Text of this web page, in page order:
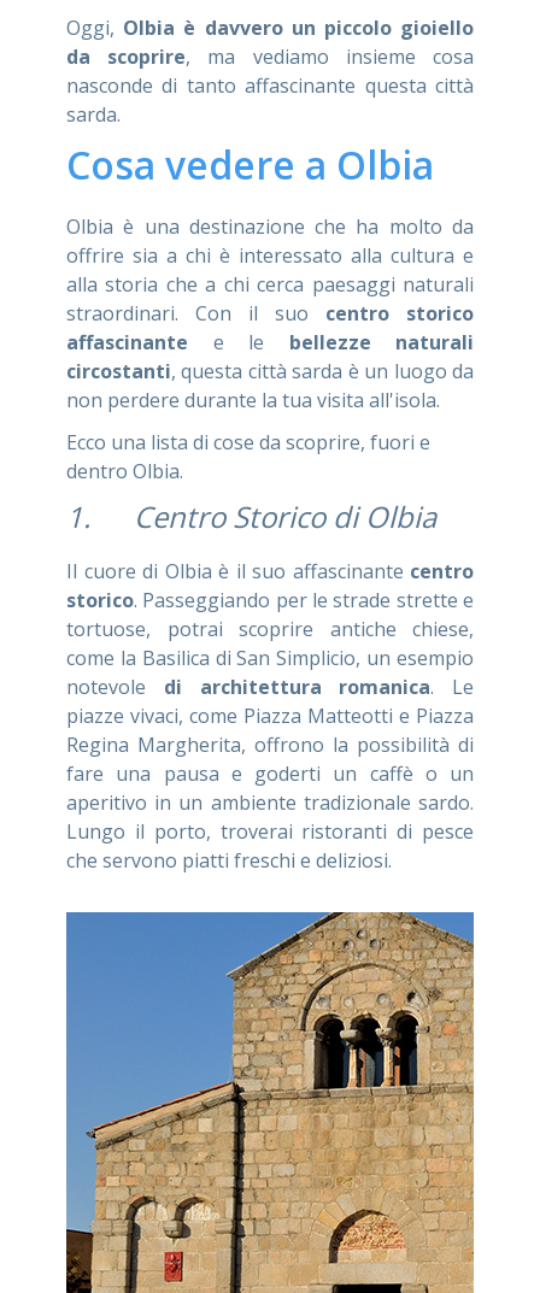
Oggi, Olbia è davvero un piccolo gioiello
da scoprire, ma vediamo insieme cosa
nasconde di tanto affascinante questa città
sarda.
Cosa vedere a Olbia
Olbia è una destinazione che ha molto da
offrire sia a chi è interessato alla cultura e
alla storia che a chi cerca paesaggi naturali
straordinari. Con il suo centro storico
affascinante e le bellezze naturali
circostanti, questa città sarda è un luogo da
non perdere durante la tua visita all'isola.
Ecco una lista di cose da scoprire, fuori e
dentro Olbia.
1. Centro Storico di Olbia
Il cuore di Olbia è il suo affascinante centro
storico. Passeggiando per le strade strette e
tortuose, potrai scoprire antiche chiese,
come la Basilica di San Simplicio, un esempio
notevole di architettura romanica. Le
piazze vivaci, come Piazza Matteotti e Piazza
Regina Margherita, offrono la possibilità di
fare una pausa e goderti un caffè o un
aperitivo in un ambiente tradizionale sardo.
Lungo il porto, troverai ristoranti di pesce
che servono piatti freschi e deliziosi.